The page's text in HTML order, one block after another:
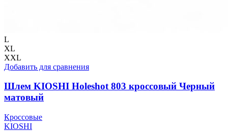
L
XL
XXL
Добавить для сравнения
Шлем KIOSHI Holeshot 803 кроссовый Черный
матовый
Кроссовые
KIOSHI